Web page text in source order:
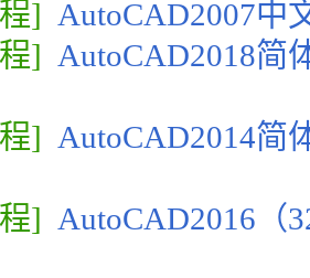
] AutoCAD2007中
] AutoCAD2018简
] AutoCAD2014简
] AutoCAD2016（